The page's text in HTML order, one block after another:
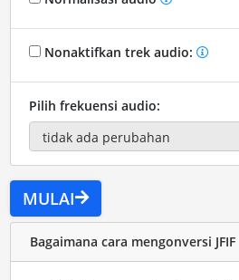
Nonaktifkan trek audio:
Pilih frekuensi audio:
MULAI
Bagaimana cara mengonversi JFIF